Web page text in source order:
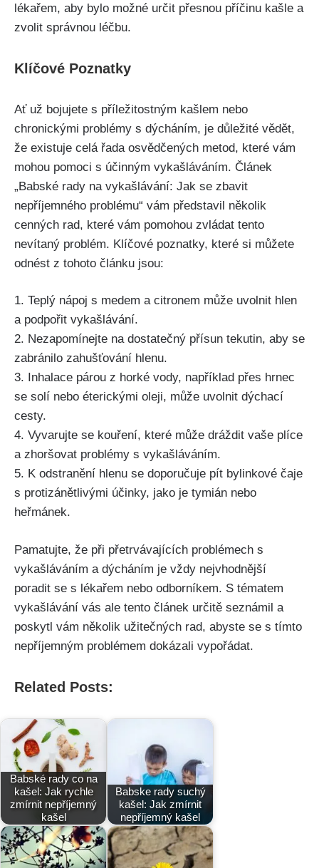
lékařem, aby ⁤bylo možné určit přesnou příčinu kašle a
zvolit správnou léčbu.
Klíčové Poznatky
Ať už bojujete s⁢ příležitostným kašlem nebo
chronickými⁣ problémy s dýcháním, je důležité vědět,
že existuje celá​ řada osvědčených metod, které vám
mohou pomoci s účinným vykašláváním. Článek
„Babské rady na​ vykašlávání: Jak se zbavit
nepříjemného problému“ vám představil několik
cenných rad, ⁤které vám ⁢pomohou zvládat​ tento
nevítaný problém. Klíčové poznatky, které si můžete
odnést z tohoto ⁤článku jsou:
1. Teplý nápoj s⁢ medem a‌ citronem může uvolnit hlen ​
a podpořit vykašlávání.
2. Nezapomínejte ​na dostatečný přísun tekutin, aby se
zabránilo zahušťování hlenu.
3. Inhalace párou z horké vody, například přes hrnec
⁣se solí nebo éterickými oleji, může uvolnit ⁤dýchací
⁤cesty.
4. ‍Vyvarujte se kouření, které může dráždit vaše plíce
a ⁢zhoršovat problémy s vykašláváním.
5. K odstranění hlenu se doporučuje pít bylinkové ​čaje
s protizánětlivými účinky, jako je tymián ‍nebo
heřmánek.
Pamatujte, že při přetrvávajících⁤ problémech s
vykašláváním a dýcháním je vždy nejvhodnější
⁢poradit se s lékařem nebo odborníkem.⁢ S tématem
vykašlávání vás ale tento článek určitě seznámil a
poskytl vám několik⁢ užitečných rad, abyste se s tímto
nepříjemným problémem dokázali vypořádat.
Related Posts:
Babské rady co na
kašel: Jak rychle
zmírnit nepříjemný
kašel
Babske rady suchý
kašel: Jak zmírnit
nepříjemný kašel